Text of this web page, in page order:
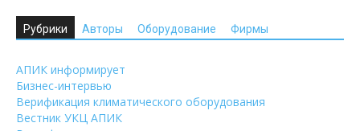
Рубрики Авторы Оборудование Фирмы
АПИК информирует
Бизнес-интервью
Верификация климатического оборудования
Вестник УКЦ АПИК